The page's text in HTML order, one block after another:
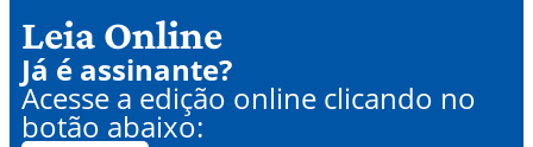
Leia Online
Já é assinante?
Acesse a edição online clicando no
botão abaixo: